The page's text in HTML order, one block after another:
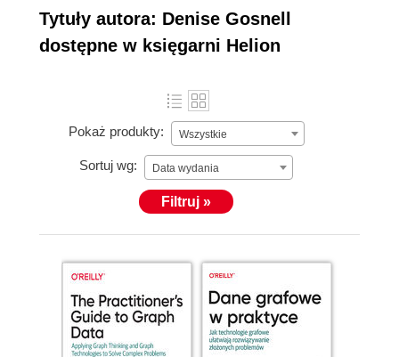
Tytuły autora: Denise Gosnell
dostępne w księgarni Helion
Pokaż produkty: Wszystkie
Sortuj wg: Data wydania
Filtruj »